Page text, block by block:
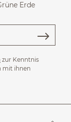
Erde
zur Kenntnis
mit ihnen